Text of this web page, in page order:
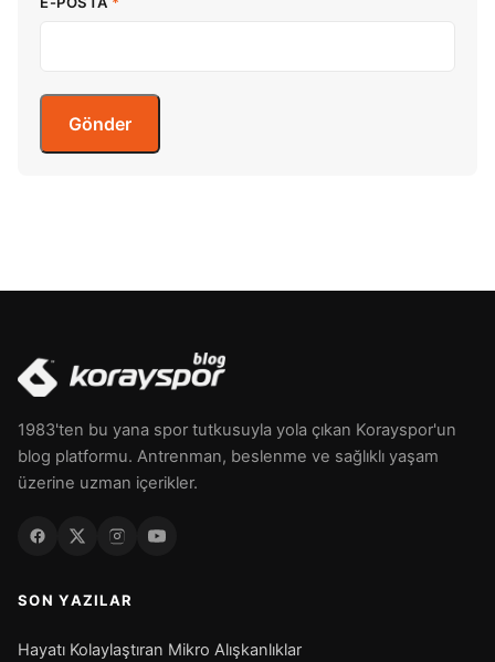
1983'ten bu yana spor tutkusuyla yola çıkan Korayspor'un
blog platformu. Antrenman, beslenme ve sağlıklı yaşam
üzerine uzman içerikler.
SON YAZILAR
Hayatı Kolaylaştıran Mikro Alışkanlıklar